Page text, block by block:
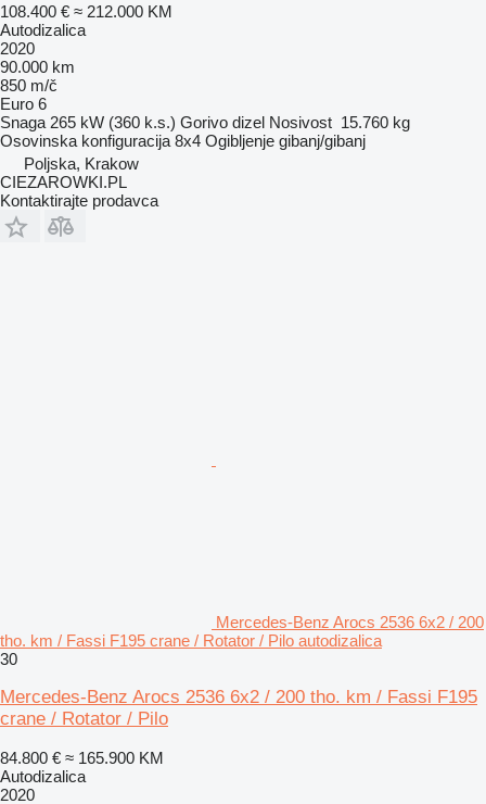
108.400 € ≈ 212.000 KM
Autodizalica
2020
90.000 km
850 m/č
Euro 6
Snaga 265 kW (360 k.s.) Gorivo dizel Nosivost 15.760 kg
Osovinska konfiguracija 8x4 Ogibljenje gibanj/gibanj
Poljska, Krakow
CIEZAROWKI.PL
Kontaktirajte prodavca
Mercedes-Benz Arocs 2536 6x2 / 200
tho. km / Fassi F195 crane / Rotator / Pilo autodizalica
30
Mercedes-Benz Arocs 2536 6x2 / 200 tho. km / Fassi F195
crane / Rotator / Pilo
84.800 € ≈ 165.900 KM
Autodizalica
2020